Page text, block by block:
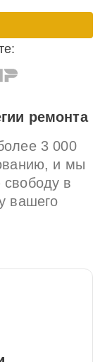
ремонта
3 000
и мы
в
вашего